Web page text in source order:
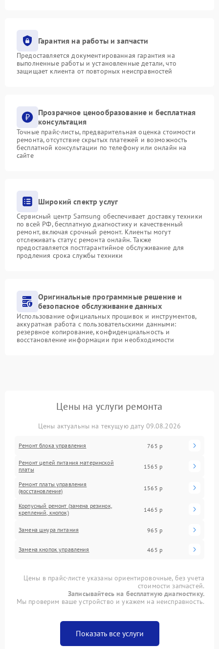
Гарантия на работы и запчасти
Предоставляется документированная гарантия на
выполненные работы и установленные детали, что
защищает клиента от повторных неисправностей
Прозрачное ценообразование и бесплатная
консультация
Точные прайс-листы, предварительная оценка стоимости
ремонта, отсутствие скрытых платежей и возможность
бесплатной консультации по телефону или онлайн на
сайте
Широкий спектр услуг
Сервисный центр Samsung обеспечивает доставку техники
по всей РФ, бесплатную диагностику и качественный
ремонт, включая срочный ремонт. Клиенты могут
отслеживать статус ремонта онлайн. Также
предоставляется постгарантийное обслуживание для
продления срока службы техники
Оригинальные программные решение и
безопасное обслуживание данных
Использование официальных прошивок и инструментов,
аккуратная работа с пользовательскими данными:
резервное копирование, конфиденциальность и
восстановление информации при необходимости
Цены на услуги ремонта
Цены актуальны на текущую дату 09.08.2026
Ремонт блока управления 765 р
Ремонт цепей питания материнской
платы
1565 р
Ремонт платы управления
(восстановление)
1565 р
Корпусный ремонт (замена резинок,
креплений, кнопок)
1465 р
Замена шнура питания 965 р
Замена кнопок управления 465 р
Цены в прайс-листе указаны ориентировочные, без учета
стоимости запчастей.
Записывайтесь на бесплатную диагностику.
Мы проверим ваше устройство и укажем на неисправность.
Показать все услуги